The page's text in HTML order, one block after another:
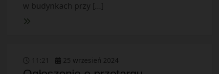
w budynkach przy […]
21 25 wrzesień 2024